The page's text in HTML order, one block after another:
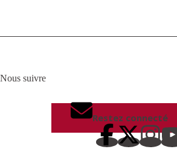
Nous suivre
Restez connecté